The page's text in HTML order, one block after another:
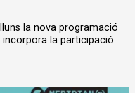
la nova programació
incorpora la participació